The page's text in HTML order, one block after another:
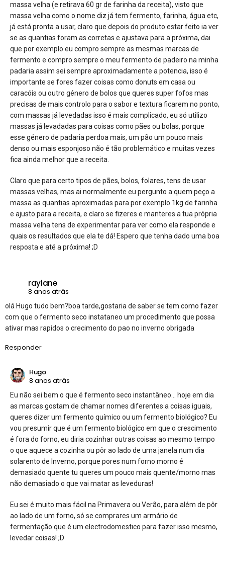
massa velha (e retirava 60 gr de farinha da receita), visto que
massa velha como o nome diz já tem fermento, farinha, água etc,
já está pronta a usar, claro que depois do produto estar feito ia ver
se as quantias foram as corretas e ajustava para a próxima, dai
que por exemplo eu compro sempre as mesmas marcas de
fermento e compro sempre o meu fermento de padeiro na minha
padaria assim sei sempre aproximadamente a potencia, isso é
importante se fores fazer coisas como donuts em casa ou
caracóis ou outro género de bolos que queres super fofos mas
precisas de mais controlo para o sabor e textura ficarem no ponto,
com massas já levedadas isso é mais complicado, eu só utilizo
massas já levadadas para coisas como pães ou bolas, porque
esse género de padaria perdoa mais, um pão um pouco mais
denso ou mais esponjoso não é tão problemático e muitas vezes
fica ainda melhor que a receita.
Claro que para certo tipos de pães, bolos, folares, tens de usar
massas velhas, mas ai normalmente eu pergunto a quem peço a
massa as quantias aproximadas para por exemplo 1kg de farinha
e ajusto para a receita, e claro se fizeres e manteres a tua própria
massa velha tens de experimentar para ver como ela responde e
quais os resultados que ela te dá! Espero que tenha dado uma boa
resposta e até a próxima! ;D
raylane
8 anos atrás
olá Hugo tudo bem?boa tarde,gostaria de saber se tem como fazer
com que o fermento seco instataneo um procedimento que possa
ativar mas rapidos o crecimento do pao no inverno obrigada
Responder
Hugo
8 anos atrás
Eu não sei bem o que é fermento seco instantâneo… hoje em dia
as marcas gostam de chamar nomes diferentes a coisas iguais,
queres dizer um fermento químico ou um fermento biológico? Eu
vou presumir que é um fermento biológico em que o crescimento
é fora do forno, eu diria cozinhar outras coisas ao mesmo tempo
o que aquece a cozinha ou pôr ao lado de uma janela num dia
solarento de Inverno, porque pores num forno morno é
demasiado quente tu queres um pouco mais quente/morno mas
não demasiado o que vai matar as leveduras!
Eu sei é muito mais fácil na Primavera ou Verão, para além de pôr
ao lado de um forno, só se comprares um armário de
fermentação que é um electrodomestico para fazer isso mesmo,
levedar coisas! ;D